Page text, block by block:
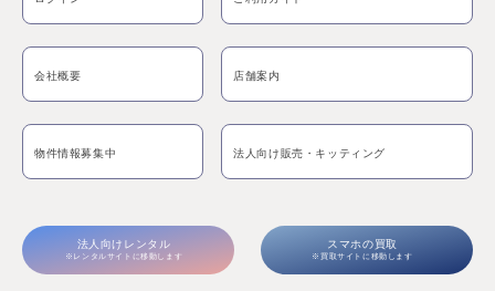
会社概要 店舗案内
物件情報募集中 法人向け販売・キッティング
法人向けレンタル
※レンタルサイトに移動します
スマホの買取
※買取サイトに移動します